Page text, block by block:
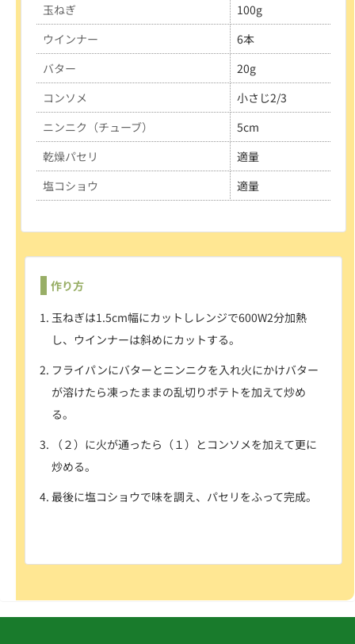
玉ねぎ
100g
ウインナー
6本
バター
20g
コンソメ
小さじ2/3
ニンニク（チューブ）
5cm
乾燥パセリ
適量
塩コショウ
適量
作り方
玉ねぎは1.5cm幅にカットしレンジで600W2分加熱
し、ウインナーは斜めにカットする。
フライパンにバターとニンニクを入れ火にかけバター
が溶けたら凍ったままの乱切りポテトを加えて炒め
る。
（２）に火が通ったら（１）とコンソメを加えて更に
炒める。
最後に塩コショウで味を調え、パセリをふって完成。